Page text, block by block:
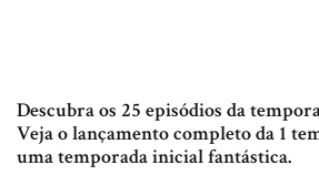
Descubra os 25 episódios da
Veja o lançamento completo da 1
uma temporada inicial fantástica.